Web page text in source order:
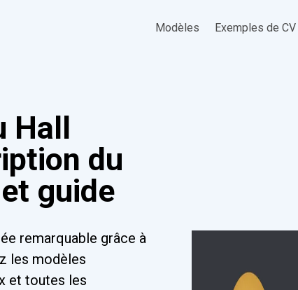
Modèles Exemples de CV
Hall
du
guide
remarquable grâce à
les modèles
et toutes les